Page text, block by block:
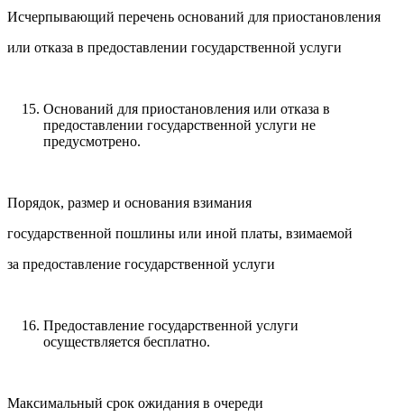
Исчерпывающий перечень оснований для приостановления
или отказа в предоставлении государственной услуги
Оснований для приостановления или отказа в
предоставлении государственной услуги не
предусмотрено.
Порядок, размер и основания взимания
государственной пошлины или иной платы, взимаемой
за предоставление государственной услуги
Предоставление государственной услуги
осуществляется бесплатно.
Максимальный срок ожидания в очереди